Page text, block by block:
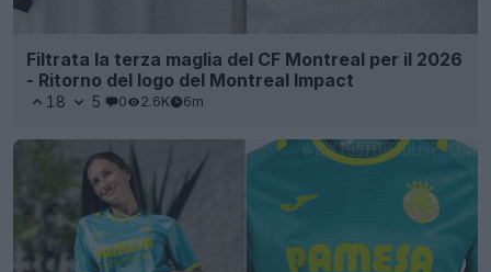
Filtrata la terza maglia del CF Montreal per il 2026
- Ritorno del logo del Montreal Impact
18 5 0 2.6K 6m